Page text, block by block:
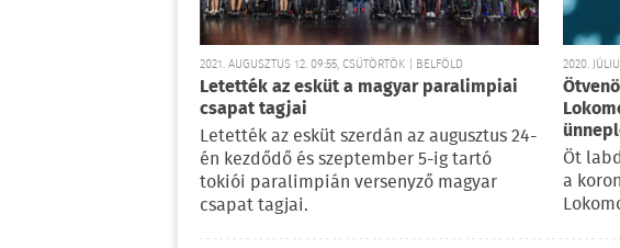
2021. AUGUSZTUS 12. 09:55, CSÜTÖRTÖK | BELFÖLD
Letették az esküt a magyar paralimpiai
csapat tagjai
Letették az esküt szerdán az augusztus 24-
én kezdődő és szeptember 5-ig tartó
tokiói paralimpián versenyző magyar
csapat tagjai.
2020.
Öt
a